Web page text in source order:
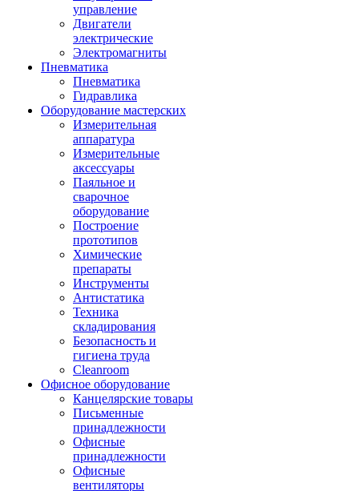
управление
Двигатели
электрические
Электромагниты
Пневматика
Пневматика
Гидравлика
Оборудование мастерских
Измерительная
аппаратура
Измерительные
аксессуары
Паяльное и
сварочное
оборудование
Построение
прототипов
Химические
препараты
Инструменты
Aнтистатика
Техника
складирования
Безопасность и
гигиена труда
Cleanroom
Офисное оборудование
Канцелярские товары
Письменные
принадлежности
Офисные
принадлежности
Офисные
вентиляторы